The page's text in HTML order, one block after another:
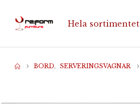
Hela sortimentet
BORD, SERVERINGSVAGNAR